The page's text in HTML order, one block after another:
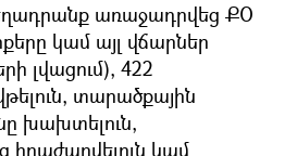
առաջադրվեց ՔՕ
կամ այլ վճարներ
լվացում), 422
տարածքային
խախտելուն,
հրաժարվելուն կամ